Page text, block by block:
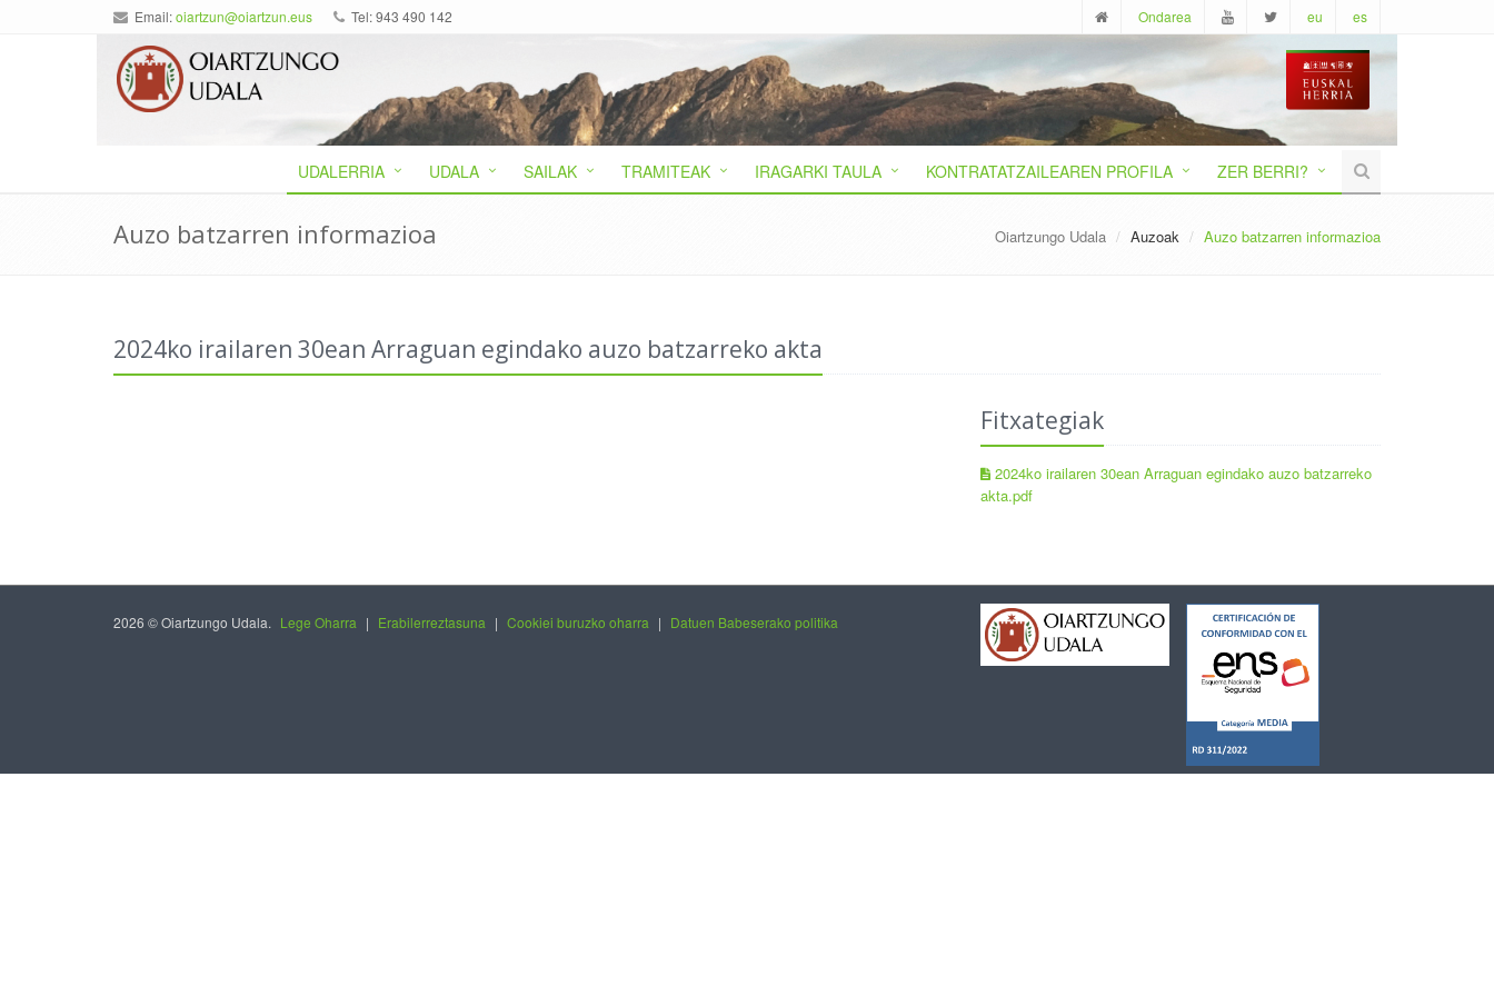
Email:oiartzun@oiartzun.eus Tel: 943 490 142 Ondarea eu es
UDALERRIA UDALA SAILAK TRAMITEAK IRAGARKI TAULA KONTRATATZAILEAREN PROFILA ZER BERRI?
Auzo batzarren informazioa Oiartzungo Udala Auzoak Auzo batzarren informazioa
2024ko irailaren 30ean Arraguan egindako auzo batzarreko akta
Fitxategiak
2024ko irailaren 30ean Arraguan egindako auzo batzarreko
akta.pdf
2026 © Oiartzungo Udala. Lege Oharra | Erabilerreztasuna | Cookiei buruzko oharra | Datuen Babeserako politika